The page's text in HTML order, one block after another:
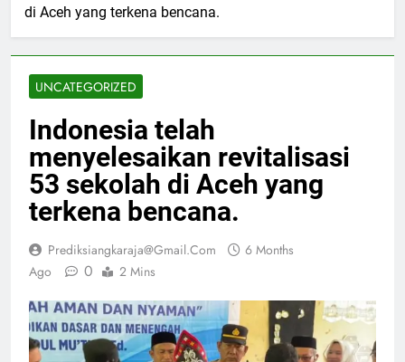
di Aceh yang terkena bencana.
UNCATEGORIZED
Indonesia telah
menyelesaikan revitalisasi
53 sekolah di Aceh yang
terkena bencana.
Prediksiangkaraja@gmail.com
6 Months
Ago
0 2 Mins